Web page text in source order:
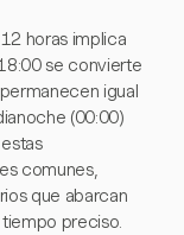
horas implica
se convierte
igual
(00:00)
comunes,
que abarcan
preciso.